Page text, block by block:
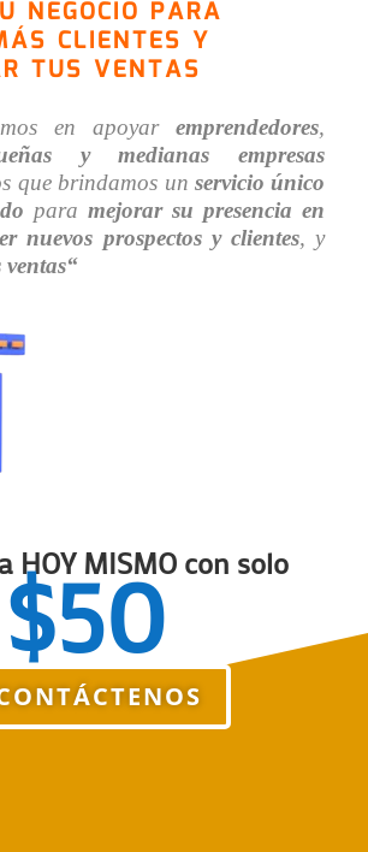
NEGOCIO PARA
CLIENTES Y
TUS VENTAS
en apoyaremprendedores,
y medianas empresas
que brindamos un servicio único
paramejorar su presencia en
nuevos prospectos y clientes, y
“
HOY MISMO con solo
$50